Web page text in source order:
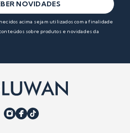
NOVIDADES
acima sejam utilizados com a finalidade
sobre produtos e novidades da